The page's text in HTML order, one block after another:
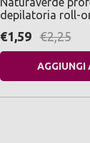
depilatoria roll-
€1,59 €2,25
AGGIUNGI